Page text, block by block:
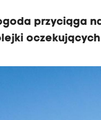
przyciąga